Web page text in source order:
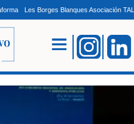
Les Borges Blanques Asociación